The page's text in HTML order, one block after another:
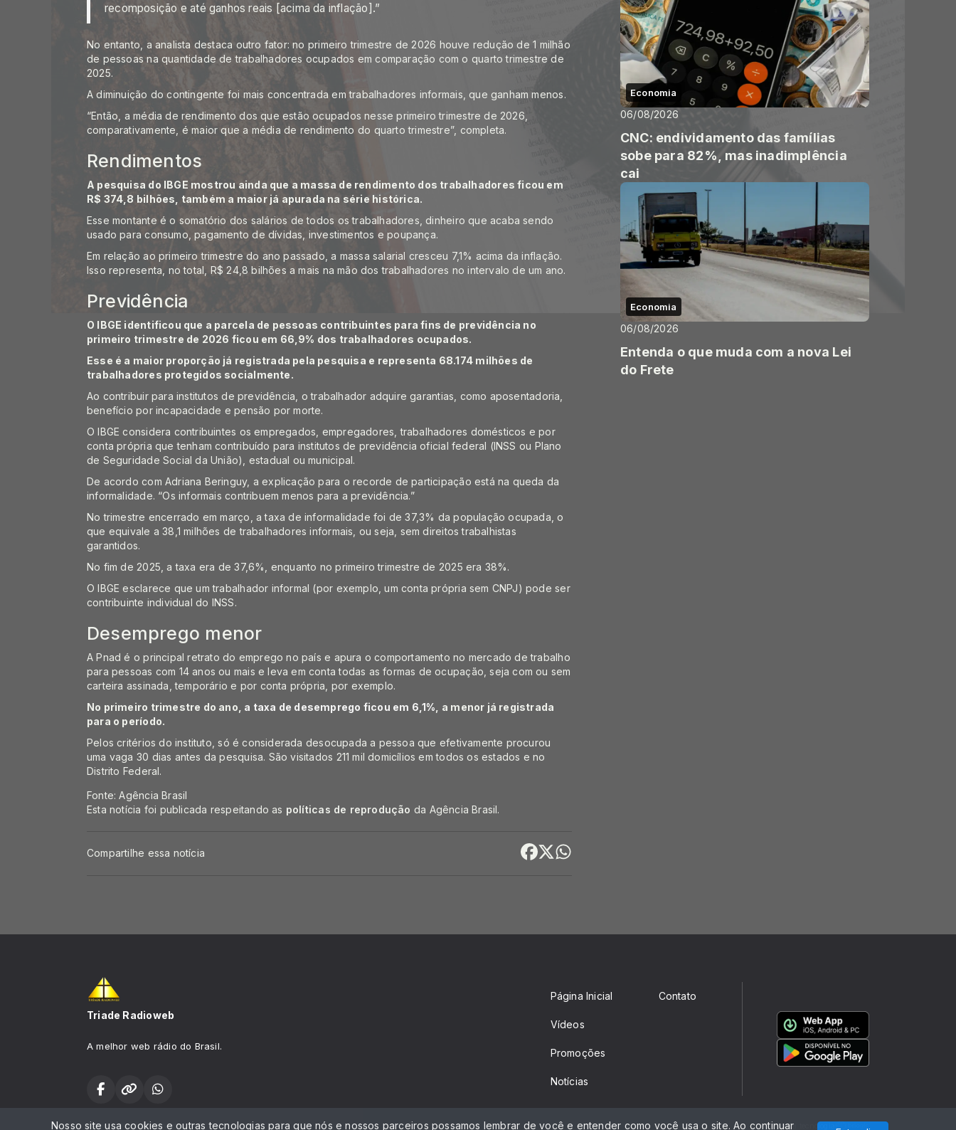
recomposição e até ganhos reais [acima da inflação].”
No entanto, a analista destaca outro fator: no primeiro trimestre de 2026 houve redução de 1 milhão
de pessoas na quantidade de trabalhadores ocupados em comparação com o quarto trimestre de
2025.
A diminuição do contingente foi mais concentrada em trabalhadores informais, que ganham menos.
“Então, a média de rendimento dos que estão ocupados nesse primeiro trimestre de 2026,
comparativamente, é maior que a média de rendimento do quarto trimestre”, completa.
Rendimentos
A pesquisa do IBGE mostrou ainda que a massa de rendimento dos trabalhadores ficou em
R$ 374,8 bilhões, também a maior já apurada na série histórica.
Esse montante é o somatório dos salários de todos os trabalhadores, dinheiro que acaba sendo
usado para consumo, pagamento de dívidas, investimentos e poupança.
Em relação ao primeiro trimestre do ano passado, a massa salarial cresceu 7,1% acima da inflação.
Isso representa, no total, R$ 24,8 bilhões a mais na mão dos trabalhadores no intervalo de um ano.
Previdência
O IBGE identificou que a parcela de pessoas contribuintes para fins de previdência no
primeiro trimestre de 2026 ficou em 66,9% dos trabalhadores ocupados.
Esse é a maior proporção já registrada pela pesquisa e representa 68.174 milhões de
trabalhadores protegidos socialmente.
Ao contribuir para institutos de previdência, o trabalhador adquire garantias, como aposentadoria,
benefício por incapacidade e pensão por morte.
O IBGE considera contribuintes os empregados, empregadores, trabalhadores domésticos e por
conta própria que tenham contribuído para institutos de previdência oficial federal (INSS ou Plano
de Seguridade Social da União), estadual ou municipal.
De acordo com Adriana Beringuy, a explicação para o recorde de participação está na queda da
informalidade. “Os informais contribuem menos para a previdência.”
No trimestre encerrado em março, a taxa de informalidade foi de 37,3% da população ocupada, o
que equivale a 38,1 milhões de trabalhadores informais, ou seja, sem direitos trabalhistas
garantidos.
No fim de 2025, a taxa era de 37,6%, enquanto no primeiro trimestre de 2025 era 38%.
O IBGE esclarece que um trabalhador informal (por exemplo, um conta própria sem CNPJ) pode ser
contribuinte individual do INSS.
Desemprego menor
A Pnad é o principal retrato do emprego no país e apura o comportamento no mercado de trabalho
para pessoas com 14 anos ou mais e leva em conta todas as formas de ocupação, seja com ou sem
carteira assinada, temporário e por conta própria, por exemplo.
No primeiro trimestre do ano, a taxa de desemprego ficou em 6,1% , a menor já registrada
para o período.
Pelos critérios do instituto, só é considerada desocupada a pessoa que efetivamente procurou
uma vaga 30 dias antes da pesquisa. São visitados 211 mil domicílios em todos os estados e no
Distrito Federal.
Fonte: Agência Brasil
Esta notícia foi publicada respeitando as políticas de reprodução da Agência Brasil.
Compartilhe essa notícia
Economia
06/08/2026
CNC: endividamento das famílias
sobe para 82%, mas inadimplência
cai
Economia
06/08/2026
Entenda o que muda com a nova Lei
do Frete
Triade Radioweb
A melhor web rádio do Brasil.
Página Inicial
Vídeos
Promoções
Notícias
Contato
Todos os direitos reservados. Com a tecnologia
Nosso site usa cookies e outras tecnologias para que nós e nossos parceiros possamos lembrar de você e entender como você usa o site. Ao continuar